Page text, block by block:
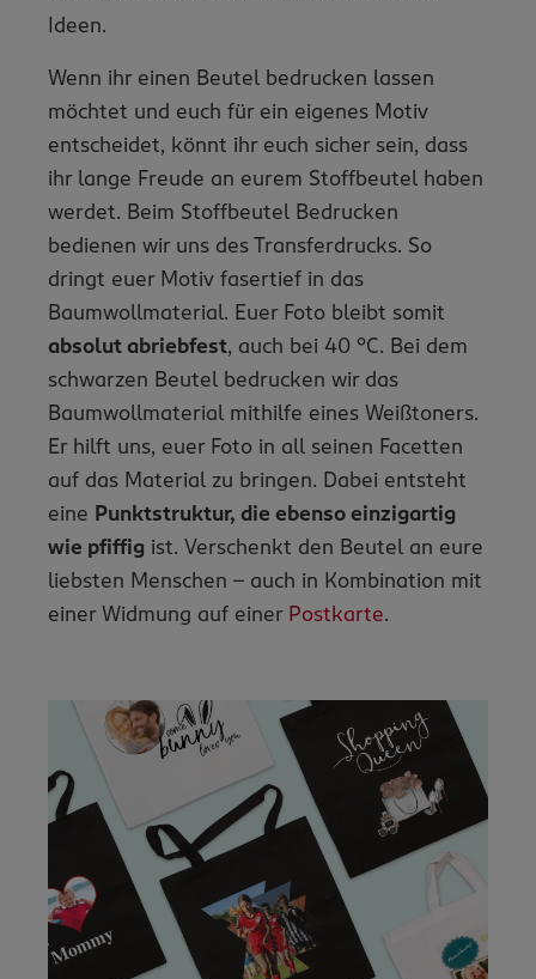
Ideen.
Wenn ihr einen Beutel bedrucken lassen
möchtet und euch für ein eigenes Motiv
entscheidet, könnt ihr euch sicher sein, dass
ihr lange Freude an eurem Stoffbeutel haben
werdet. Beim Stoffbeutel Bedrucken
bedienen wir uns des Transferdrucks. So
dringt euer Motiv fasertief in das
Baumwollmaterial. Euer Foto bleibt somit
absolut abriebfest, auch bei 40 °C. Bei dem
schwarzen Beutel bedrucken wir das
Baumwollmaterial mithilfe eines Weißtoners.
Er hilft uns, euer Foto in all seinen Facetten
auf das Material zu bringen. Dabei entsteht
eine Punktstruktur, die ebenso einzigartig
wie pfiffig ist. Verschenkt den Beutel an eure
liebsten Menschen – auch in Kombination mit
einer Widmung auf einer Postkarte.